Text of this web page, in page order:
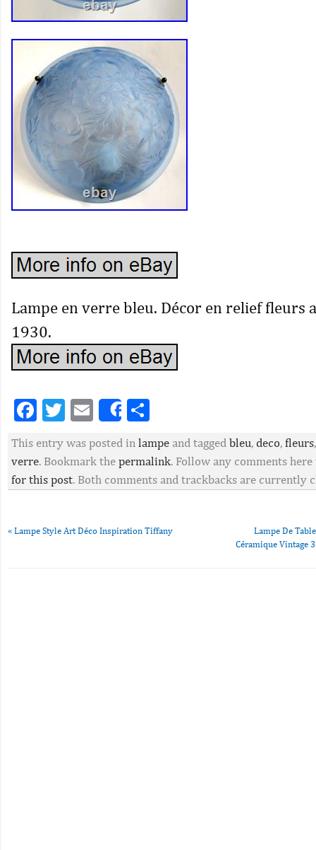
Lampe en verre bleu. Décor en relief fleurs
1930.
Facebook
Twitter
EmailShare
This entry was posted in lampe and tagged bleu, deco, fleurs
verre. Bookmark the permalink. Follow any comments
for this post. Both comments and trackbacks are currently
« Lampe Style Art Déco Inspiration Tiffany
Lampe De
Céramique Vintage